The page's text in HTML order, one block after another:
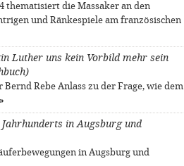
thematisiert die Massaker an den
und Ränkespiele am französischen
Luther uns kein Vorbild mehr sein
Rebe Anlass zu der Frage, wie dem
»
in Augsburg und
in Augsburg und